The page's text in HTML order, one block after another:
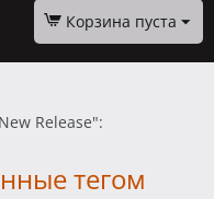
Корзина пуста
Release":
тегом